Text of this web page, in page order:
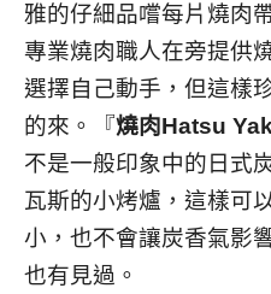
雅的仔細品嚐每片燒肉
專業燒肉職人在旁提供
選擇自己動手，但這樣
的來。『燒肉Hatsu
不是一般印象中的日式
瓦斯的小烤爐，這樣可
小，也不會讓炭香氣影
也有見過。